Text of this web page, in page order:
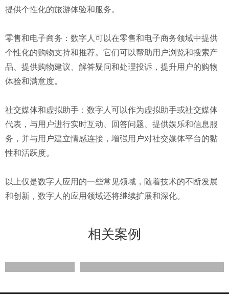
提供个性化的旅游体验和服务。
零售和电子商务：数字人可以在零售和电子商务领域中提供
个性化的购物支持和推荐。它们可以帮助用户浏览和搜索产
品、提供购物建议、解答疑问和处理投诉，提升用户的购物
体验和满意度。
社交媒体和虚拟助手：数字人可以作为虚拟助手或社交媒体
代表，与用户进行实时互动、回答问题、提供娱乐和信息服
务，并与用户建立情感连接，增强用户对社交媒体平台的黏
性和活跃度。
以上仅是数字人应用的一些常见领域，随着技术的不断发展
和创新，数字人的应用领域还将继续扩展和深化。
相关案例